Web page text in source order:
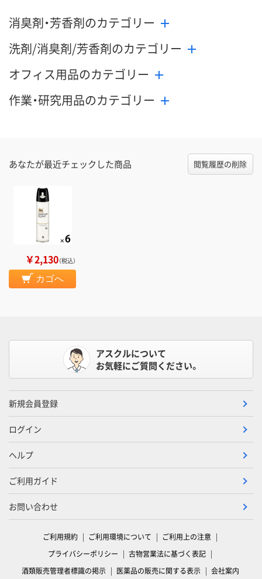
消臭剤・芳香剤のカテゴリー
洗剤/消臭剤/芳香剤のカテゴリー
オフィス用品のカテゴリー
作業・研究用品のカテゴリー
あなたが最近チェックした商品 閲覧履歴の削除
￥2,130（税込）
カゴへ
アスクルについて
お気軽にご質問ください。
新規会員登録
ログイン
ヘルプ
ご利用ガイド
お問い合わせ
ご利用規約 ご利用環境について
ご利用上の注意
プライバシーポリシー
古物営業法に基づく表記
酒類販売管理者標識の掲示
医薬品の販売に関する表示 会社案内